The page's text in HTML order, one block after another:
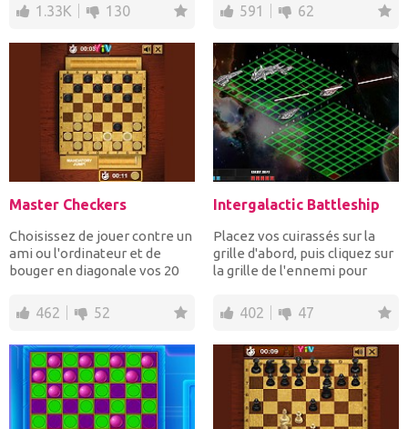
1.33K 130 591 62
Master Checkers
Choisissez de jouer contre un
ami ou l'ordinateur et de
bouger en diagonale vos 20
462 52
Intergalactic Battleship
Placez vos cuirassés sur la
grille d'abord, puis cliquez sur
la grille de l'ennemi pour
402 47